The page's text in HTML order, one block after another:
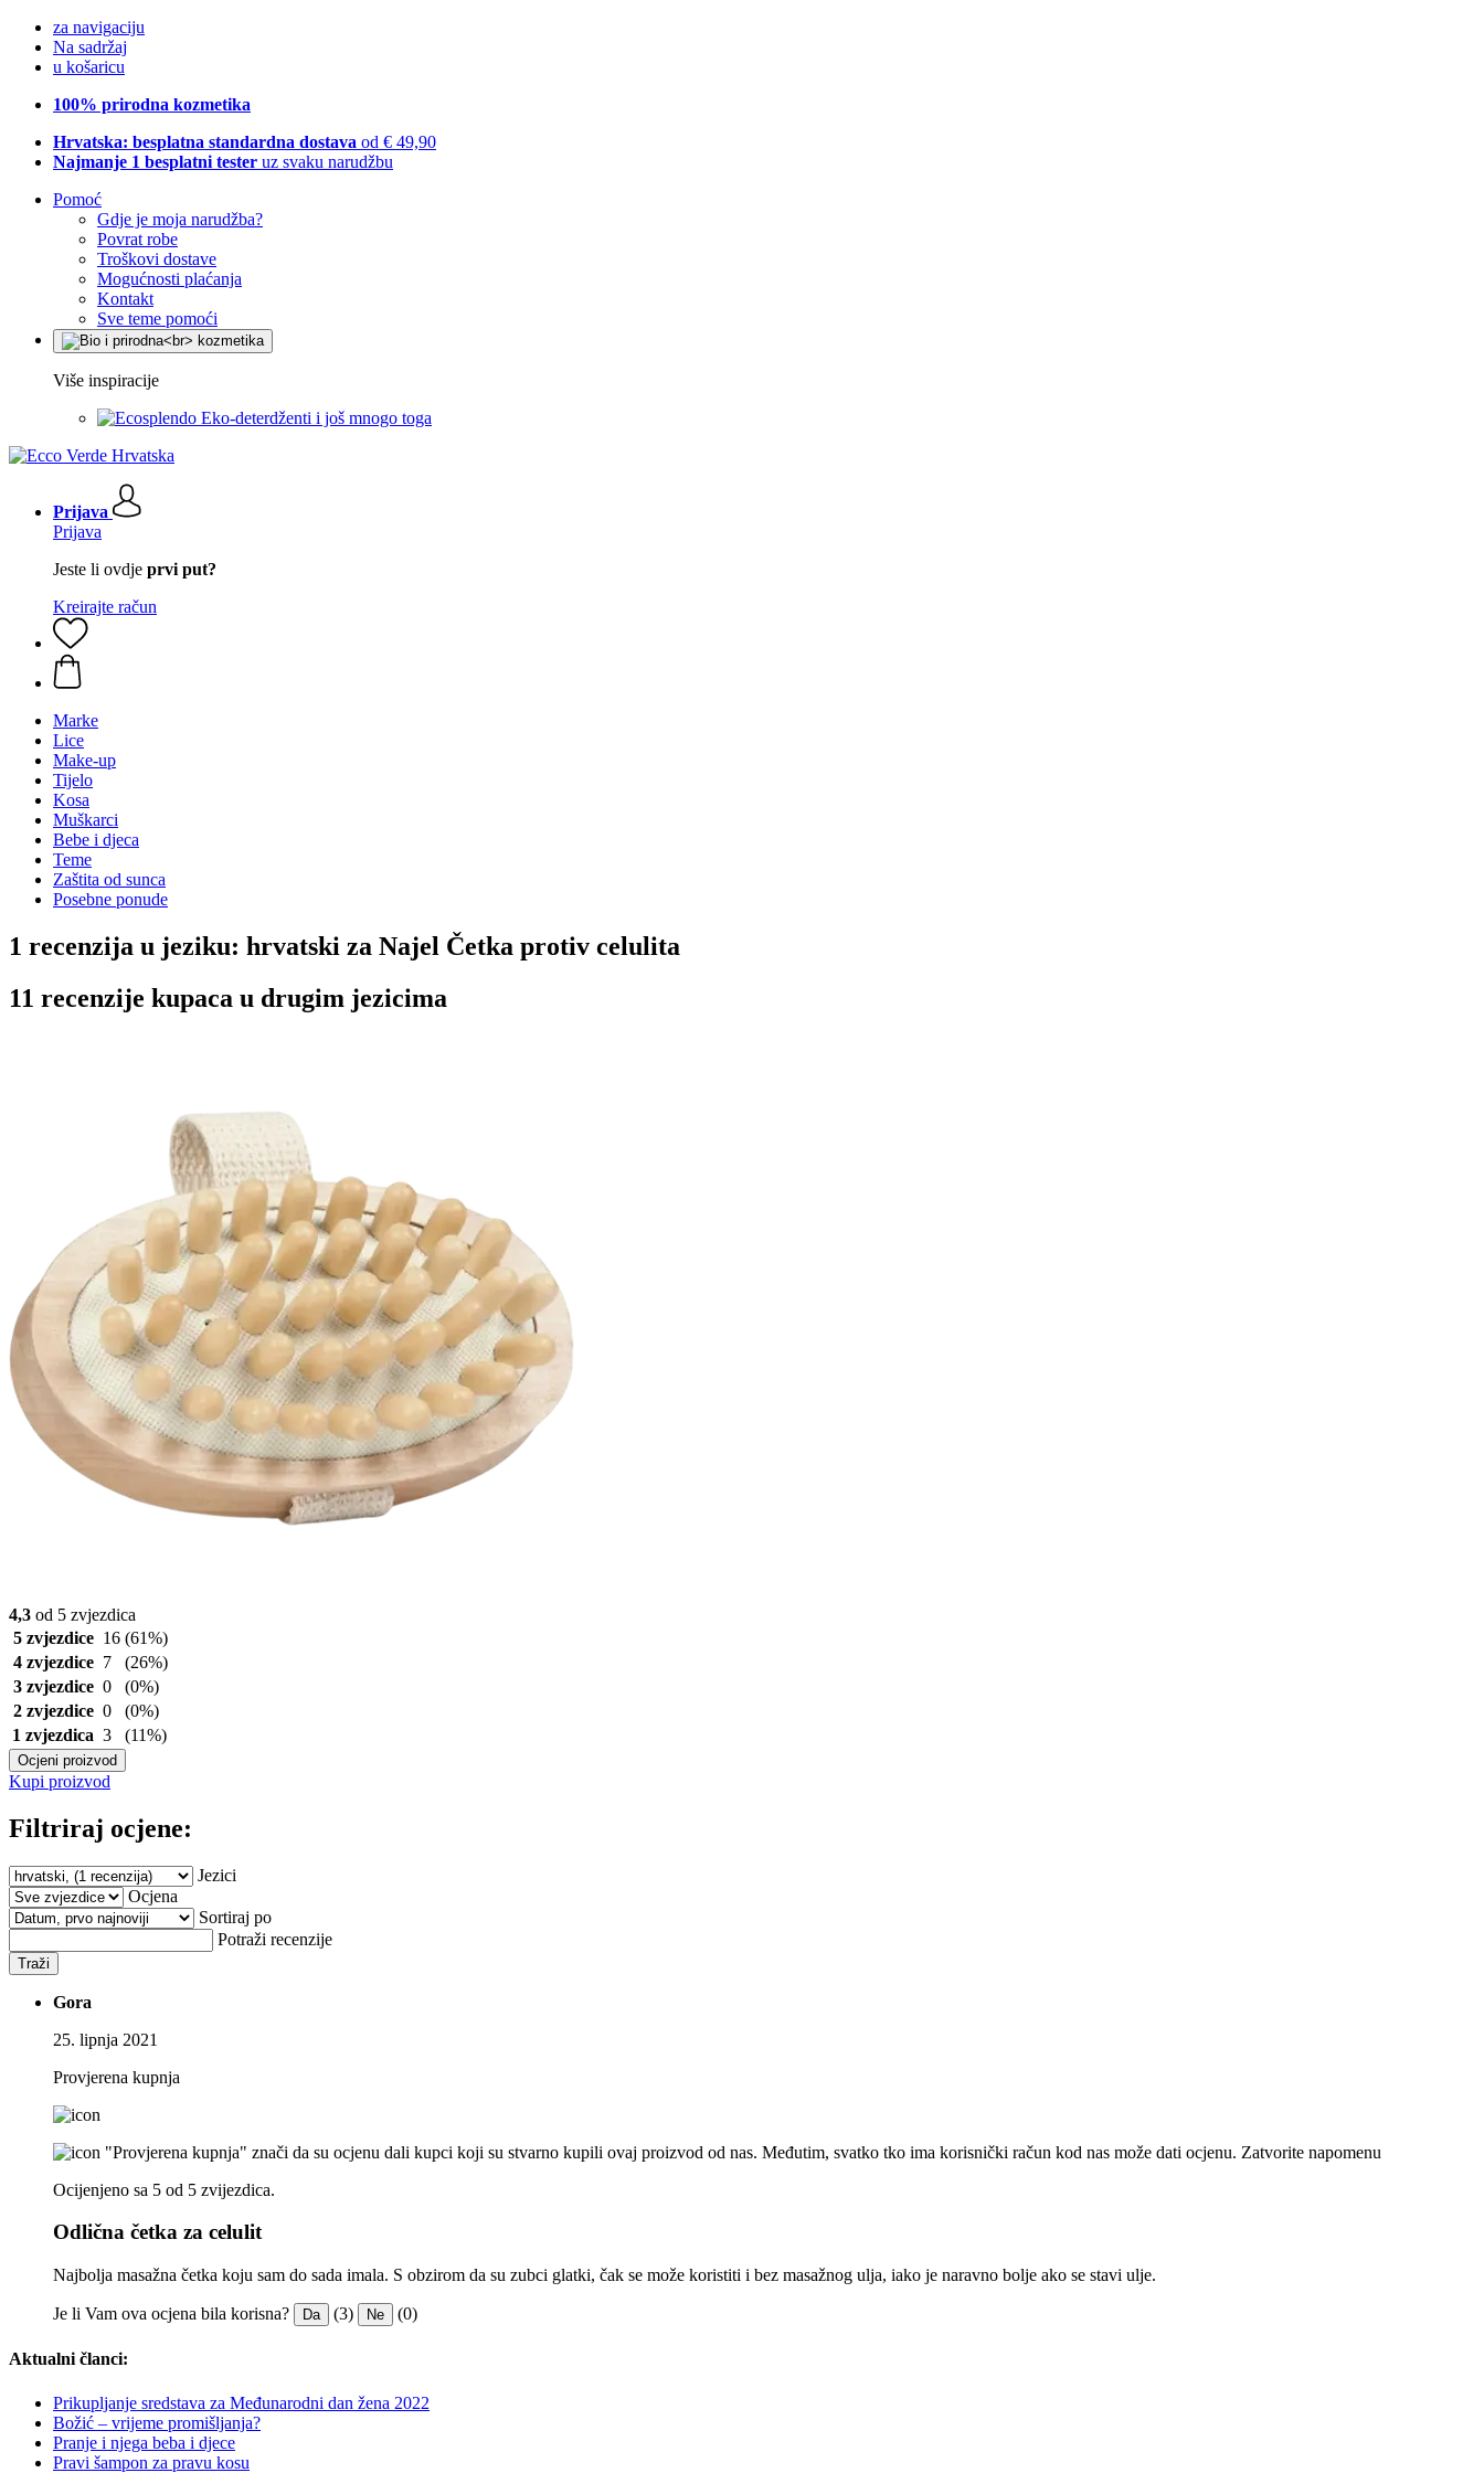
za navigaciju
Na sadržaj
u košaricu
100% prirodna kozmetika
Hrvatska: besplatna standardna dostava od € 49,90
Najmanje 1 besplatni tester uz svaku narudžbu
Pomoć
Gdje je moja narudžba?
Povrat robe
Troškovi dostave
Mogućnosti plaćanja
Kontakt
Sve teme pomoći
Više inspiracije
Eko-deterdženti i još mnogo toga
Prijava
Prijava
Jeste li ovdje prvi put?
Kreirajte račun
Marke
Lice
Make-up
Tijelo
Kosa
Muškarci
Bebe i djeca
Teme
Zaštita od sunca
Posebne ponude
1 recenzija u jeziku: hrvatski za Najel Četka protiv celulita
11 recenzije kupaca u drugim jezicima
4,3 od 5 zvjezdica
5 zvjezdice 16 (61%)
4 zvjezdice 7
(26%)
3 zvjezdice 0
(0%)
2 zvjezdice 0
(0%)
1 zvjezdica 3 (11%)
Ocjeni proizvod
Kupi proizvod
Filtriraj ocjene:
Jezici
Ocjena
Sortiraj po
Potraži recenzije
Traži
Gora
25. lipnja 2021
Provjerena kupnja
"Provjerena kupnja" znači da su ocjenu dali kupci koji su stvarno kupili ovaj proizvod od nas. Međutim, svatko tko ima korisnički račun kod nas može dati ocjenu. Zatvorite napomenu
Ocijenjeno sa 5 od 5 zvijezdica.
Odlična četka za celulit
Najbolja masažna četka koju sam do sada imala. S obzirom da su zubci glatki, čak se može koristiti i bez masažnog ulja, iako je naravno bolje ako se stavi ulje.
Je li Vam ova ocjena bila korisna? Da (3) Ne (0)
Aktualni članci:
Prikupljanje sredstava za Međunarodni dan žena 2022
Božić – vrijeme promišljanja?
Pranje i njega beba i djece
Pravi šampon za pravu kosu